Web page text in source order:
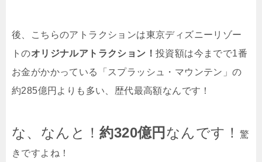
後、こちらのアトラクションは東京ディズニーリゾー
トのオリジナルアトラクション！投資額は今までで1番
お金がかかっている「スプラッシュ・マウンテン」の
約285億円よりも多い、歴代最高額なんです！
な、なんと！約320億円 なんです！
驚
きですよね！